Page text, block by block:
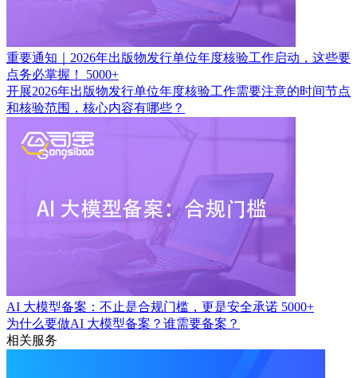
重要通知｜2026年出版物发行单位年度核验工作启动，这些要
点务必掌握！
5000+
开展2026年出版物发行单位年度核验工作需要注意的时间节点
和核验范围，核心内容有哪些？
AI 大模型备案：不止是合规门槛，更是安全承诺 5000+
为什么要做AI 大模型备案？谁需要备案？
相关服务